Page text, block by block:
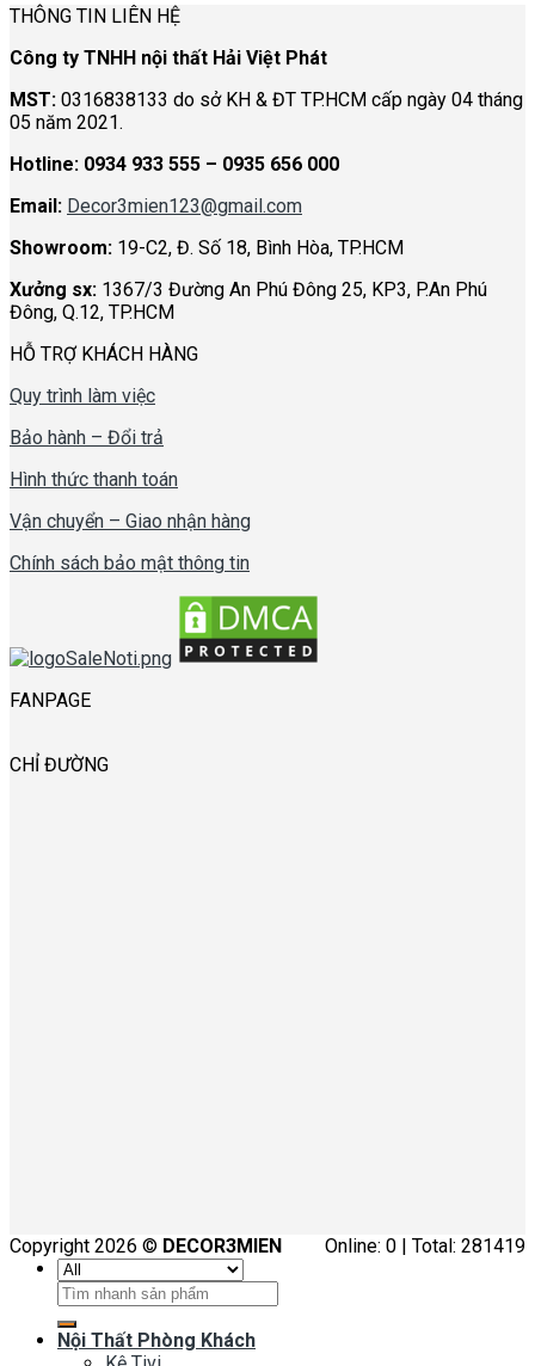
THÔNG TIN LIÊN HỆ
Công ty TNHH nội thất Hải Việt Phát
MST: 0316838133 do sở KH & ĐT TP.HCM cấp ngày 04 tháng
05 năm 2021.
Hotline: 0934 933 555 – 0935 656 000
Email: Decor3mien123@gmail.com
Showroom: 19-C2, Đ. Số 18, Bình Hòa, TP.HCM
Xưởng sx: 1367/3 Đường An Phú Đông 25, KP3, P.An Phú
Đông, Q.12, TP.HCM
HỖ TRỢ KHÁCH HÀNG
Quy trình làm việc
Bảo hành – Đổi trả
Hình thức thanh toán
Vận chuyển – Giao nhận hàng
Chính sách bảo mật thông tin
FANPAGE
CHỈ ĐƯỜNG
Online: 0 | Total: 281419
Copyright 2026 © DECOR3MIEN
Tìm
kiếm:
Nội Thất Phòng Khách